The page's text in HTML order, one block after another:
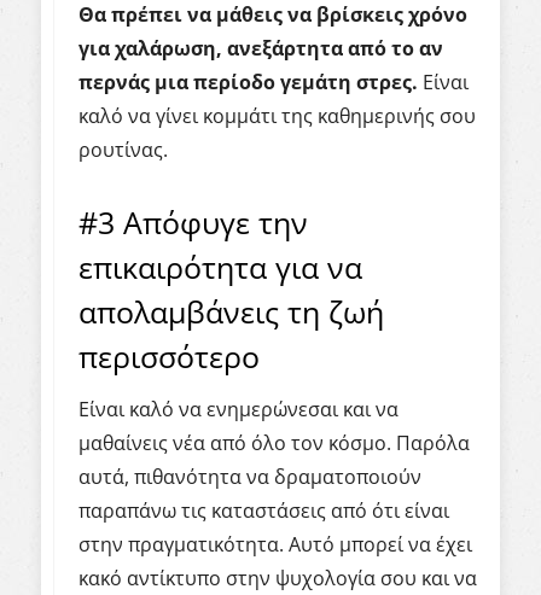
Θα πρέπει να μάθεις να βρίσκεις χρόνο
για χαλάρωση, ανεξάρτητα από το αν
περνάς μια περίοδο γεμάτη στρες. Είναι
καλό να γίνει κομμάτι της καθημερινής σου
ρουτίνας.
#3 Απόφυγε την
επικαιρότητα για να
απολαμβάνεις τη ζωή
περισσότερο
Είναι καλό να ενημερώνεσαι και να
μαθαίνεις νέα από όλο τον κόσμο. Παρόλα
αυτά, πιθανότητα να δραματοποιούν
παραπάνω τις καταστάσεις από ότι είναι
στην πραγματικότητα. Αυτό μπορεί να έχει
κακό αντίκτυπο στην ψυχολογία σου και να